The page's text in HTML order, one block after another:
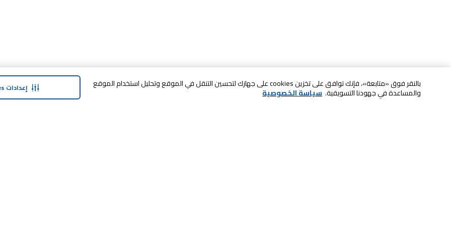
بالنقر فوق «متابعة»، فإنك توافق على تخزين cookies على جهازك لتحسين التنقل في الموقع وتحليل استخدام الموقع
والمساعدة في جهودنا التسويقية. سياسة الخصوصية إعدادات Cookies